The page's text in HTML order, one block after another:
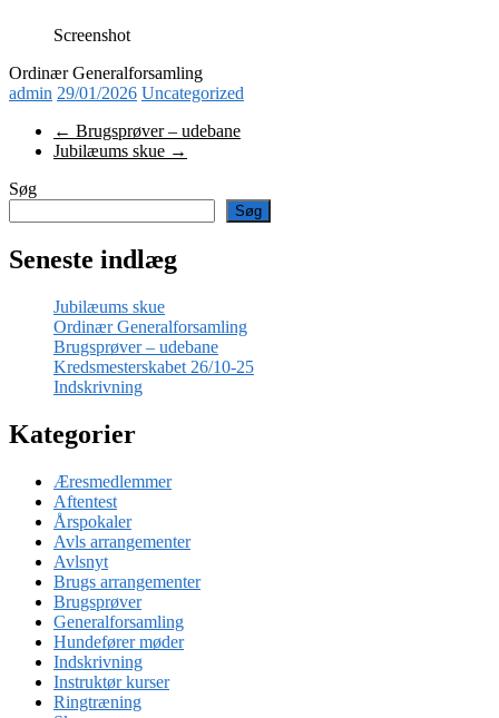
Screenshot
Ordinær Generalforsamling
admin 29/01/2026 Uncategorized
← Brugsprøver – udebane
Jubilæums skue →
Søg
Søg
Seneste indlæg
Jubilæums skue
Ordinær Generalforsamling
Brugsprøver – udebane
Kredsmesterskabet 26/10-25
Indskrivning
Kategorier
Æresmedlemmer
Aftentest
Årspokaler
Avls arrangementer
Avlsnyt
Brugs arrangementer
Brugsprøver
Generalforsamling
Hundefører møder
Indskrivning
Instruktør kurser
Ringtræning